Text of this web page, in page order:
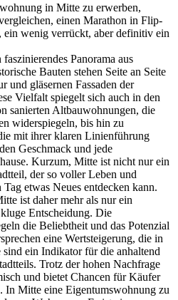
in Mitte zu erwerben,
einen Marathon in Flip-
wenig verrückt, aber definitiv ein
Panorama aus
Bauten stehen Seite an Seite
gläsernen Fassaden der
Vielfalt spiegelt sich auch in den
sanierten Altbauwohnungen, die
widerspiegeln, bis hin zu
mit ihrer klaren Linienführung
Geschmack und jede
Kurzum, Mitte ist nicht nur ein
der so voller Leben und
etwas Neues entdecken kann.
ist daher mehr als nur ein
Entscheidung. Die
die Beliebtheit und das Potenzial
eine Wertsteigerung, die in
ein Indikator für die anhaltend
Trotz der hohen Nachfrage
und bietet Chancen für Käufer
In Mitte eine Eigentumswohnung zu